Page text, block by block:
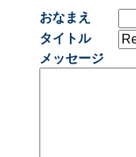
おなまえ
タイトル
メッセージ